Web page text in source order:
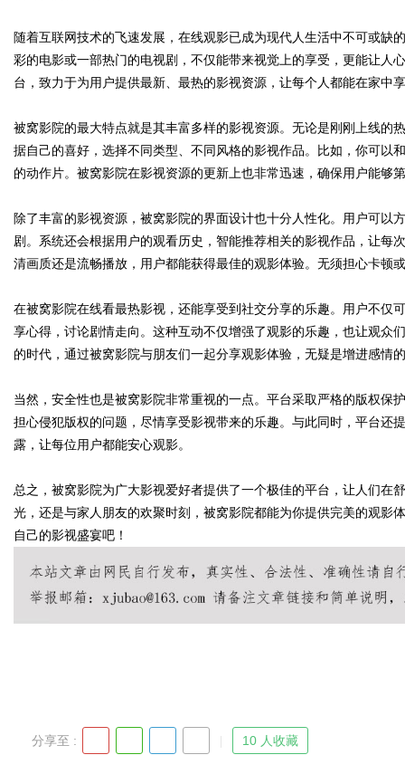
Bo
ar
d
随着互联网技术的飞速发展，在线观影已成为现代人生活中不可或缺
彩的电影或一部热门的电视剧，不仅能带来视觉上的享受，更能让人
台，致力于为用户提供最新、最热的影视资源，让每个人都能在家中
被窝影院的最大特点就是其丰富多样的影视资源。无论是刚刚上线的
据自己的喜好，选择不同类型、不同风格的影视作品。比如，你可以
的动作片。被窝影院在影视资源的更新上也非常迅速，确保用户能够
除了丰富的影视资源，被窝影院的界面设计也十分人性化。用户可以
剧。系统还会根据用户的观看历史，智能推荐相关的影视作品，让每
清画质还是流畅播放，用户都能获得最佳的观影体验。无须担心卡顿
在被窝影院在线看最热影视，还能享受到社交分享的乐趣。用户不仅
享心得，讨论剧情走向。这种互动不仅增强了观影的乐趣，也让观众
的时代，通过被窝影院与朋友们一起分享观影体验，无疑是增进感情
当然，安全性也是被窝影院非常重视的一点。平台采取严格的版权保
担心侵犯版权的问题，尽情享受影视带来的乐趣。与此同时，平台还
露，让每位用户都能安心观影。
总之，被窝影院为广大影视爱好者提供了一个极佳的平台，让人们在
光，还是与家人朋友的欢聚时刻，被窝影院都能为你提供完美的观影
自己的影视盛宴吧！
分享至 : 10 人收藏